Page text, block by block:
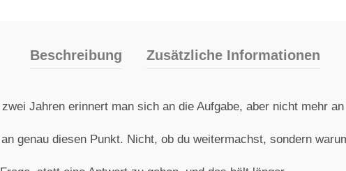
Beschreibung Zusätzliche Informationen
Jahren erinnert man sich an die Aufgabe, aber nicht mehr
genau diesen Punkt. Nicht, ob du weitermachst, sondern